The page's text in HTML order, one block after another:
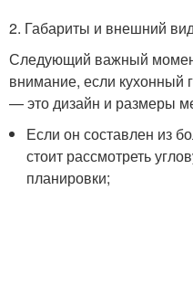
2. Габариты и внешний
Следующий важный
внимание, если кухонный
— это дизайн и размеры
Если он составлен из
стоит рассмотреть
планировки;